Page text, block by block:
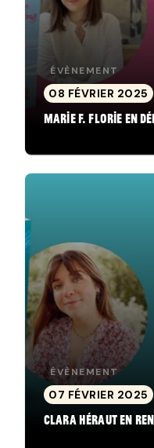
ÉVÈNEMENT
08 FÉVRIER 2025
Marie F. Florie en
ÉVÈNEMENT
07 FÉVRIER 2025
Clara Héraut en